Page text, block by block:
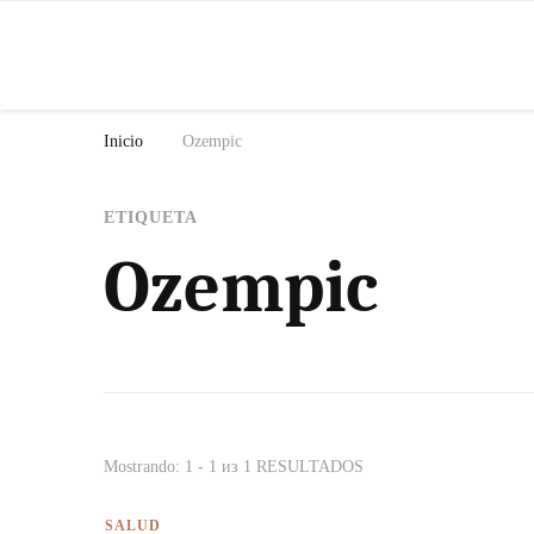
Inicio Ozempic
ETIQUETA
Ozempic
Mostrando: 1 - 1 из 1 RESULTADOS
SALUD